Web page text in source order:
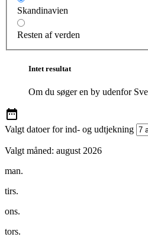
Skandinavien
Resten af verden
Intet resultat
Om du søger en by udenfor
Valgt datoer for ind- og udtjekning
Valgt måned: august 2026
man.
tirs.
ons.
tors.